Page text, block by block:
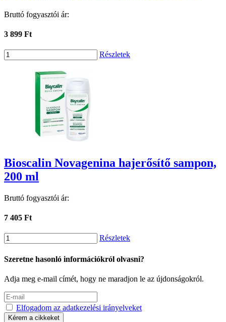
Bruttó fogyasztói ár:
3 899 Ft
Részletek
Bioscalin Novagenina hajerősítő sampon,
200 ml
Bruttó fogyasztói ár:
7 405 Ft
Részletek
Szeretne hasonló információkról olvasni?
Adja meg e-mail címét, hogy ne maradjon le az újdonságokról.
Elfogadom az adatkezelési irányelveket
Kérem a cikkeket